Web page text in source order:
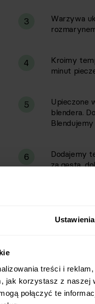
Ustawienia
treści i
jak korzystasz z naszej
połączyć te
3
Warzywa
4
Kroimy
minut
5
Upieczone
blendera.
Blendujemy
6
Dodajemy
za gęsta,